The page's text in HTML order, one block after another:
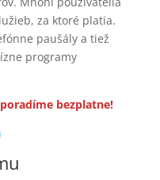
za ktoré platia.
paušály a tiež
programy
bezplatne!